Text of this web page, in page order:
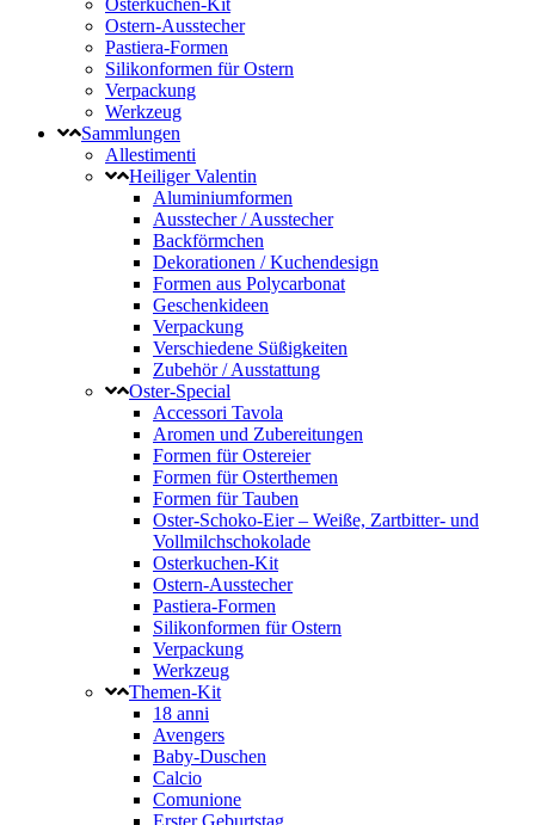
Osterkuchen-Kit
Ostern-Ausstecher
Pastiera-Formen
Silikonformen für Ostern
Verpackung
Werkzeug
Sammlungen
Allestimenti
Heiliger Valentin
Aluminiumformen
Ausstecher / Ausstecher
Backförmchen
Dekorationen / Kuchendesign
Formen aus Polycarbonat
Geschenkideen
Verpackung
Verschiedene Süßigkeiten
Zubehör / Ausstattung
Oster-Special
Accessori Tavola
Aromen und Zubereitungen
Formen für Ostereier
Formen für Osterthemen
Formen für Tauben
Oster-Schoko-Eier – Weiße, Zartbitter- und
Vollmilchschokolade
Osterkuchen-Kit
Ostern-Ausstecher
Pastiera-Formen
Silikonformen für Ostern
Verpackung
Werkzeug
Themen-Kit
18 anni
Avengers
Baby-Duschen
Calcio
Comunione
Erster Geburtstag